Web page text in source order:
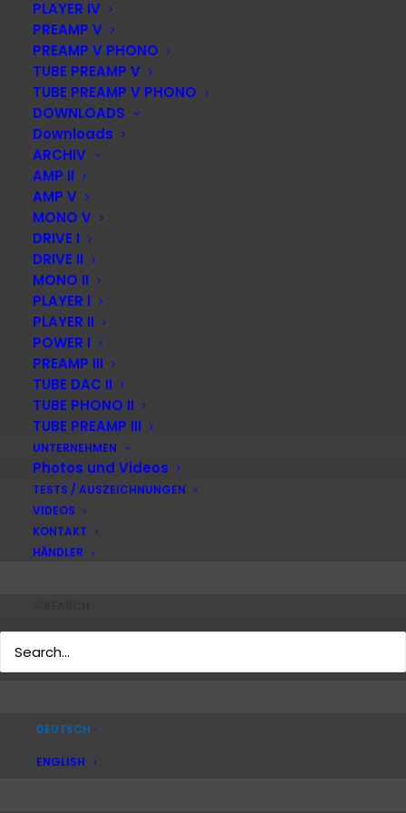
PLAYER IV
PREAMP V
PREAMP V PHONO
TUBE PREAMP V
TUBE PREAMP V PHONO
DOWNLOADS
Downloads
ARCHIV
AMP II
AMP V
MONO V
DRIVE I
DRIVE II
MONO II
PLAYER I
PLAYER II
POWER I
PREAMP III
TUBE DAC II
TUBE PHONO II
TUBE PREAMP III
UNTERNEHMEN
Photos und Videos
TESTS / AUSZEICHNUNGEN
VIDEOS
KONTAKT
HÄNDLER
DEUTSCH
ENGLISH
DIESE SEITE TEILEN:
ACCUSTIC ARTS Audio GmbH
Home of ACCUSTIC ARTS®
Hoher Steg 7
74348 Lauffen
Telefon +49 7133 97477-0
Telefax +49 7133 97477-40
Mobil: +49 176 97908171
E-Mail:info@accusticarts.de
Aktuelles
Kontakt
Blog
Impressum
Rechtliches
Datenschutzerklärung